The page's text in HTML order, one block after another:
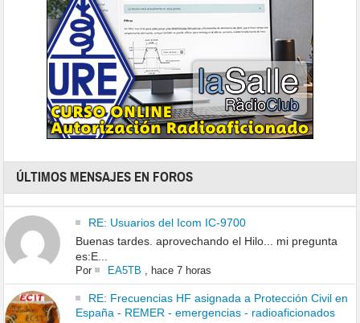
ÚLTIMOS MENSAJES EN FOROS
RE: Usuarios del Icom IC-9700
Buenas tardes. aprovechando el Hilo... mi pregunta
es:E...
Por EA5TB hace 7 horas
RE: Frecuencias HF asignada a Protección Civil en
España - REMER - emergencias - radioaficionados